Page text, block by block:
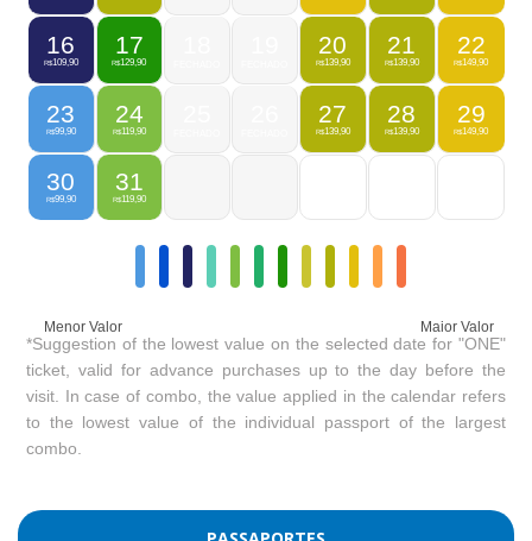
16
R$109,90
17
R$129,90
20
R$139,90
21
R$139,90
22
R$149,90
23
R$99,90
24
R$119,90
27
R$139,90
28
R$139,90
29
R$149,90
30
R$99,90
31
R$119,90
Menor Valor Maior Valor
*Suggestion of the lowest value on the selected date for "ONE"
ticket, valid for advance purchases up to the day before the
visit. In case of combo, the value applied in the calendar refers
to the lowest value of the individual passport of the largest
combo.